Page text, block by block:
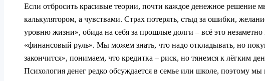
Если отбросить красивые теории, почти каждое денежное решение
калькулятором, а чувствами. Страх потерять, стыд за ошибки,
уровню жизни», обида на себя за прошлые долги – всё это
«финансовый руль». Мы можем знать, что надо откладывать, но
закончится», понимаем, что кредитка – риск, но тянемся к лёгким
Психология денег редко обсуждается в семье или школе, поэтому